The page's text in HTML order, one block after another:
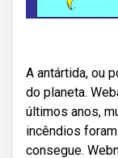
A antártida, ou
do planeta.
últimos anos,
incêndios
consegue.